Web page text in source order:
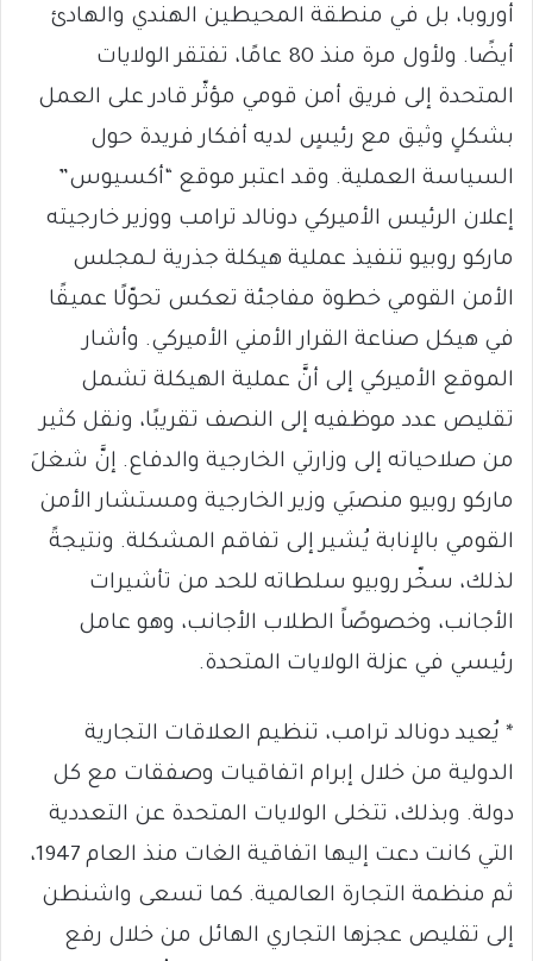
أوروبا، بل في منطقة المحيطين الهندي والهادئ
أيضًا. ولأول مرة منذ 80 عامًا، تفتقر الولايات
المتحدة إلى فريق أمن قومي مؤثّر قادر على العمل
بشكلٍ وثيق مع رئيسٍ لديه أفكار فريدة حول
السياسة العملية. وقد اعتبر موقع “أكسيوس”
إعلان الرئيس الأميركي دونالد ترامب ووزير خارجيته
ماركو روبيو تنفيذ عملية هيكلة جذرية لـمجلس
الأمن القومي خطوة مفاجئة تعكس تحوّلًا عميقًا
في هيكل صناعة القرار الأمني الأميركي. وأشار
الموقع الأميركي إلى أنَّ عملية الهيكلة تشمل
تقليص عدد موظفيه إلى النصف تقريبًا، ونقل كثير
من صلاحياته إلى وزارتي الخارجية والدفاع. إنَّ شغلَ
ماركو روبيو منصبَي وزير الخارجية ومستشار الأمن
القومي بالإنابة يُشير إلى تفاقم المشكلة. ونتيجةً
لذلك، سخّر روبيو سلطاته للحد من تأشيرات
الأجانب، وخصوصًاً الطلاب الأجانب، وهو عامل
رئيسي في عزلة الولايات المتحدة.
* يُعيد دونالد ترامب، تنظيم العلاقات التجارية
الدولية من خلال إبرام اتفاقيات وصفقات مع كل
دولة. وبذلك، تتخلى الولايات المتحدة عن التعددية
التي كانت دعت إليها اتفاقية الغات منذ العام 1947،
ثم منظمة التجارة العالمية. كما تسعى واشنطن
إلى تقليص عجزها التجاري الهائل من خلال رفع